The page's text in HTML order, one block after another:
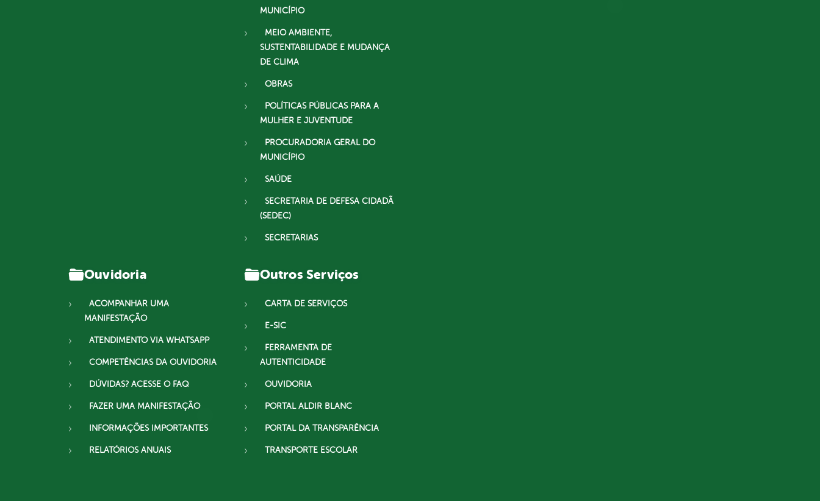
MUNICÍPIO
MEIO AMBIENTE,
SUSTENTABILIDADE E MUDANÇA
DE CLIMA
OBRAS
POLÍTICAS PÚBLICAS PARA A
MULHER E JUVENTUDE
PROCURADORIA GERAL DO
MUNICÍPIO
SAÚDE
SECRETARIA DE DEFESA CIDADÃ
(SEDEC)
SECRETARIAS
Ouvidoria
ACOMPANHAR UMA
MANIFESTAÇÃO
ATENDIMENTO VIA WHATSAPP
COMPETÊNCIAS DA OUVIDORIA
DÚVIDAS? ACESSE O FAQ
FAZER UMA MANIFESTAÇÃO
INFORMAÇÕES IMPORTANTES
RELATÓRIOS ANUAIS
Outros Serviços
CARTA DE SERVIÇOS
E-SIC
FERRAMENTA DE
AUTENTICIDADE
OUVIDORIA
PORTAL ALDIR BLANC
PORTAL DA TRANSPARÊNCIA
TRANSPORTE ESCOLAR